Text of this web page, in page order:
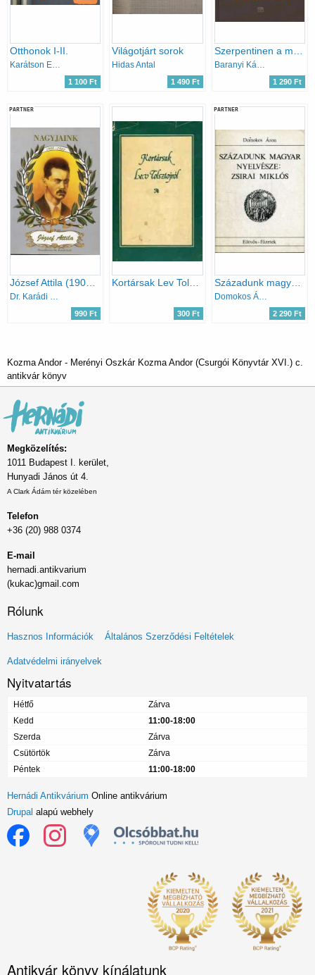
Otthonok I-II.
Karátson Endre
1 100 Ft
Világotjárt sorok
Hidas Antal
1 490 Ft
Baranyi Károly
1 290 Ft
PARTNER
József Attila (1905-1937) Nagyjaink
Dr. Karádi Zsolt
990 Ft
Kortársak Lev Tolsztojról
300 Ft
PARTNER
Századunk magyar nyelvésze: Zsirai Miklós (1892-1955)
Domokos Áron
2 290 Ft
Kozma Andor - Merényi Oszkár Kozma Andor (Csurgói Könyvtár XVI.) c.
antikvár könyv
Megközelítés:
1011 Budapest I. kerület,
Hunyadi János út 4.
A Clark Ádám tér közelében
Telefon
+36 (20) 988 0374
E-mail
hernadi.antikvarium
(kukac)gmail.com
Rólunk
Lábléc
menü
Hasznos Információk Általános Szerződési Feltételek
Adatvédelmi irányelvek
Nyitvatartás
Hétfő
Zárva
Kedd
11:00-18:00
Szerda
Zárva
Csütörtök
Zárva
Péntek
11:00-18:00
Hernádi Antikvárium Online antikvárium
Drupal alapú webhely
Antikvár könyv kínálatunk